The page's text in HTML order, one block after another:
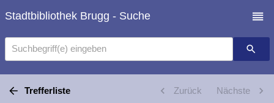
Stadtbibliothek Brugg - Suche
Suchbegriff(e) eingeben
Trefferliste Zurück Nächste